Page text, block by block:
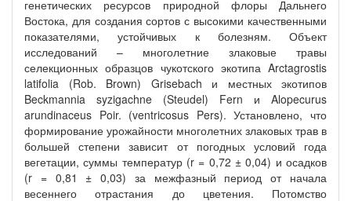
генетических ресурсов природной флоры Дальнего
Востока, для создания сортов с высокими качественными
показателями, устойчивых к болезням. Объект
исследований – многолетние злаковые травы
селекционных образцов чукотского экотипа Arctagrostis
latifolia (Rob. Brown) Grisebach и местных экотипов
Beckmannia syzigachne (Steudel) Fern и Alopecurus
arundinaceus Poir. (ventricosus Pers). Установлено, что
формирование урожайности многолетних злаковых трав в
большей степени зависит от погодных условий года
вегетации, суммы температур (r = 0,72 ± 0,04) и осадков
(r = 0,81 ± 0,03) за межфазный период от начала
весеннего отрастания до цветения. Потомство